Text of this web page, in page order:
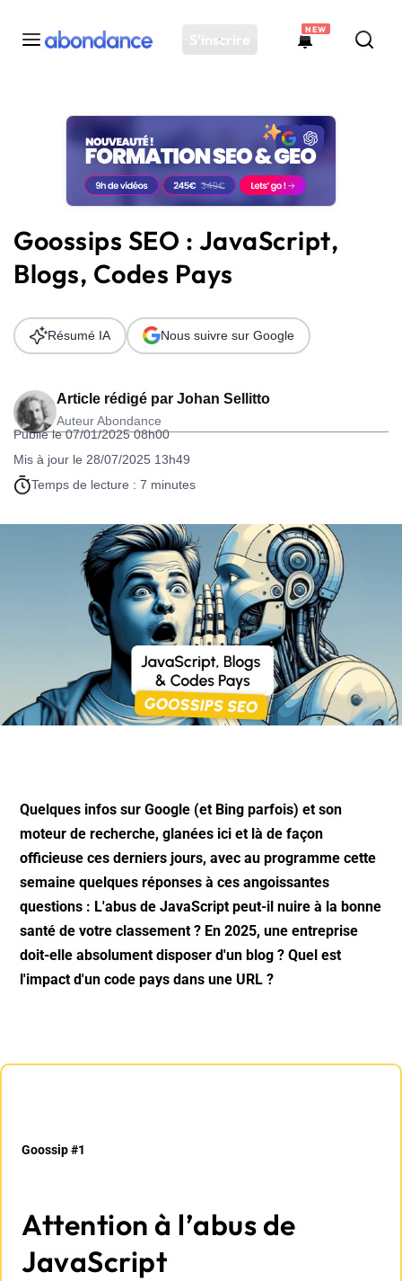
S'inscrire
NEW
Toutes les actus
Actus SEO
Plateforme
Solutions
Ressources
Audit SEO
Goossips SEO : JavaScript,
Blogs, Codes Pays
Article rédigé par Johan Sellitto
Auteur Abondance
Publié le 07/01/2025 08h00
Mis à jour le 28/07/2025 13h49
Temps de lecture : 7 minutes
Résumé IA Nous suivre sur Google
Quelques infos sur Google (et Bing parfois) et son
moteur de recherche, glanées ici et là de façon
officieuse ces derniers jours, avec au programme cette
semaine quelques réponses à ces angoissantes
questions : L'abus de JavaScript peut-il nuire à la bonne
santé de votre classement ? En 2025, une entreprise
doit-elle absolument disposer d'un blog ? Quel est
l'impact d'un code pays dans une URL ?
Goossip #1
Attention à l’abus de
JavaScript